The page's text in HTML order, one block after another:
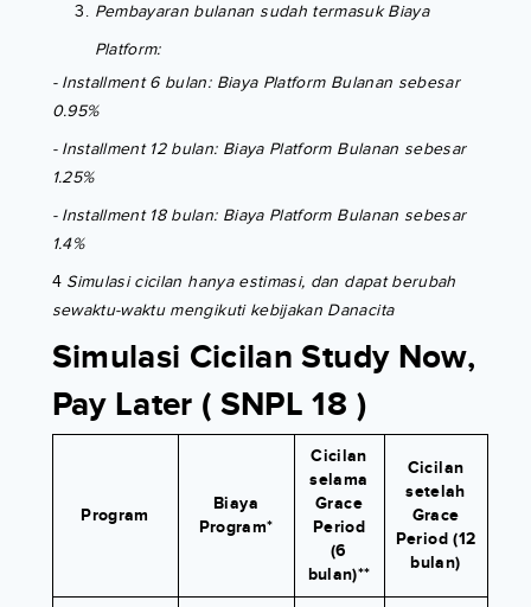
Pembayaran bulanan sudah termasuk Biaya
Platform:
- Installment 6 bulan: Biaya Platform Bulanan sebesar
0.95%
- Installment 12 bulan: Biaya Platform Bulanan sebesar
1.25%
- Installment 18 bulan: Biaya Platform Bulanan sebesar
1.4%
4 Simulasi cicilan hanya estimasi, dan dapat berubah
sewaktu-waktu mengikuti kebijakan Danacita
Simulasi Cicilan Study Now,
Pay Later ( SNPL 18 )
Program
Biaya
Program*
Cicilan
selama
Grace
Period
(6
bulan)**
Cicilan
setelah
Grace
Period (12
bulan)